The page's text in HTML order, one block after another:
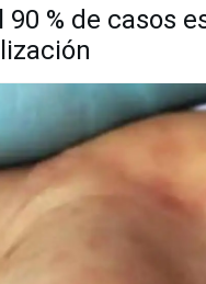
90 % de casos